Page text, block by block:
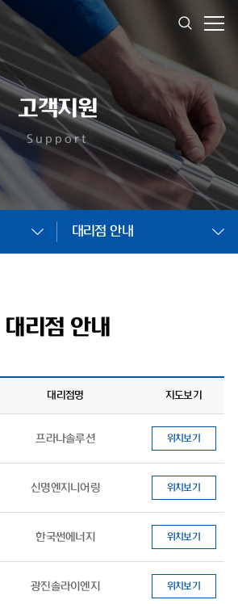
고객지원
Support
대리점 안내
대리점 안내
대리점명 지도보기
프라나솔루션 위치보기
신명엔지니어링 위치보기
한국썬에너지 위치보기
광진솔라이엔지 위치보기